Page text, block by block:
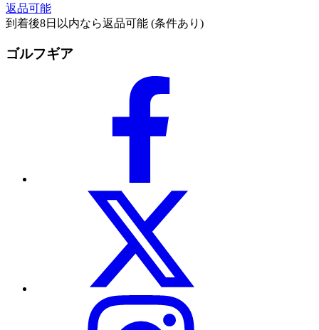
返品可能
到着後8日以内なら返品可能 (条件あり)
ゴルフギア